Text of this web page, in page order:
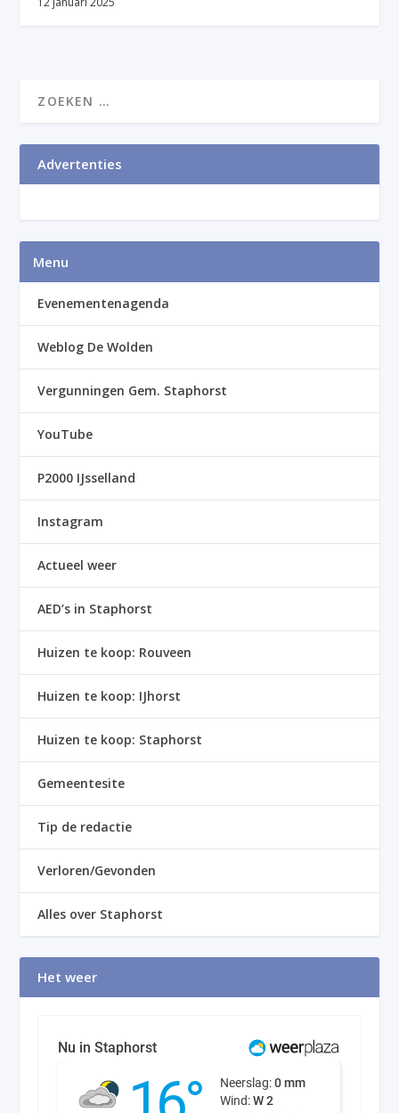
Advertenties
Menu
Evenementenagenda
Weblog De Wolden
Vergunningen Gem. Staphorst
YouTube
P2000 IJsselland
Instagram
Actueel weer
AED’s in Staphorst
Huizen te koop: Rouveen
Huizen te koop: IJhorst
Huizen te koop: Staphorst
Gemeentesite
Tip de redactie
Verloren/Gevonden
Alles over Staphorst
Het weer